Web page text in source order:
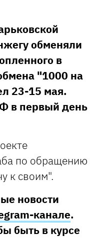
обменяли
в
"1000 на
23-15 мая.
в первый день
по обращению
к своим".
новости
канале.
быть в курсе